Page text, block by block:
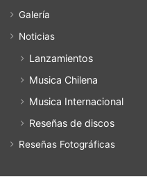
Galería
Noticias
Lanzamientos
Musica Chilena
Musica Internacional
Reseñas de discos
Reseñas Fotográficas